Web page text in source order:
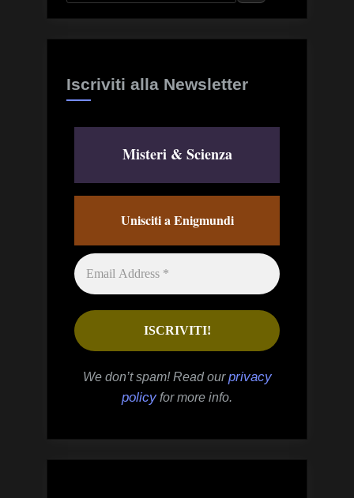
Iscriviti alla Newsletter
Misteri & Scienza
Unisciti a Enigmundi
We don’t spam! Read ourprivacy
policyfor more info.